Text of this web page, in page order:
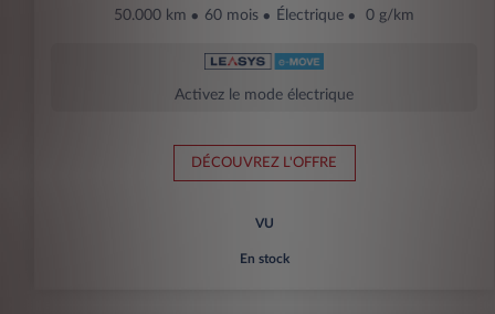
50.000 km 60 mois Électrique 0 g/km
Activez le mode électrique
DÉCOUVREZ L'OFFRE
VU
En stock